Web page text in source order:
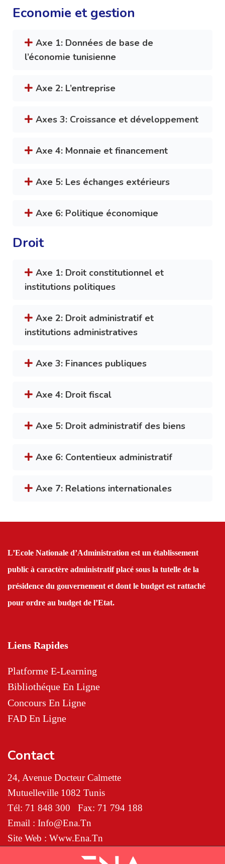
Economie et gestion
Axe 1: Données de base de
l’économie tunisienne
Axe 2: L’entreprise
Axes 3: Croissance et développement
Axe 4: Monnaie et financement
Axe 5: Les échanges extérieurs
Axe 6: Politique économique
Droit
Axe 1: Droit constitutionnel et
institutions politiques
Axe 2: Droit administratif et
institutions administratives
Axe 3: Finances publiques
Axe 4: Droit fiscal
Axe 5: Droit administratif des biens
Axe 6: Contentieux administratif
Axe 7: Relations internationales
L’Ecole Nationale d’Administration est un établissement
public à caractère administratif placé sous la tutelle de la
présidence du gouvernement et dont le budget est rattaché
pour ordre au budget de l’Etat.
Liens Rapides
Platforme E-Learning
Bibliothéque En Ligne
Concours En Ligne
FAD En Ligne
Contact
24, Avenue Docteur Calmette
Mutuelleville 1082 Tunis
Tél: 71 848 300
Fax: 71 794 188
Email : Info@ena.tn
Site Web : Www.ena.tn